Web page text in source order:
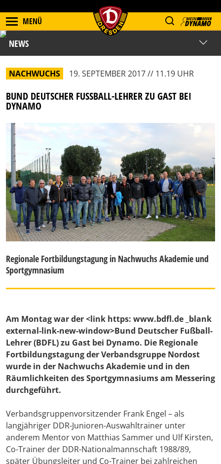
MENÜ
NEWS
NACHWUCHS 19. SEPTEMBER 2017 // 11.19 UHR
BUND DEUTSCHER FUSSBALL-LEHRER ZU GAST BEI D
YNAMO
Regionale Fortbildungstagung in Nachwuchs Akademie und
Sportgymnasium
Am Montag war der <link https: www.bdfl.de _blank
external-link-new-window>Bund Deutscher Fußball-
Lehrer (BDFL) zu Gast bei Dynamo. Die Regionale
Fortbildungstagung der Verbandsgruppe Nordost
wurde in der Nachwuchs Akademie und in den
Räumlichkeiten des Sportgymnasiums am Messering
durchgeführt.
Verbandsgruppenvorsitzender Frank Engel – als
langjähriger DDR-Junioren-Auswahltrainer unter
anderem Mentor von Matthias Sammer und Ulf Kirsten,
Co-Trainer der DDR-Nationalmannschaft 1988/89,
später Übungsleiter und Co-Trainer bei zahlreichen